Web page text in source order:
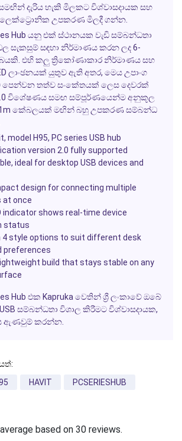
දැරිය හැකි මිලකට විශ්වාසදායක සහ
උපකරණ මිලදී ගන්න.
Hub යනු එක් ස්ථානයක වැඩි සම්බන්ධතා
සැකසුම් සඳහා නිර්මාණය කරන ලද 6-
එහි කලු ත්‍රිකෝණාකාර නිර්මාණය සහ
ලාංඡනයක් යුතුව ඇති අතර, මෙය උපාංග
පෙන්වන තත්ව සංකේතයක් ලෙස දෙවරක්
2.0 විශේෂණය සමඟ සම්පූර්ණයෙන්ම අනුකූල
1m කේබලයක් මඟින් බහු උපකරණ සම්බන්ධ
model H95, PC series USB hub
version 2.0 fully supported
ideal for desktop USB devices and
design for connecting multiple
at once
indicator shows real-time device
status
4 style options to suit different desk
preferences
build that stays stable on any
Hub එක Kapruka වෙතින් ශ්‍රී ලංකාවේ ඔබේ
සම්බන්ධතා විශාල කිරීමට විශ්වාසදායක,
ඇණවුම් කරන්න.
HAVIT
PCSERIESHUB
based on 30 reviews.